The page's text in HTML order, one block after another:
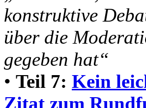
konstruktive
über die
gegeben hat“
• Teil 7: Kein
Zitat zum